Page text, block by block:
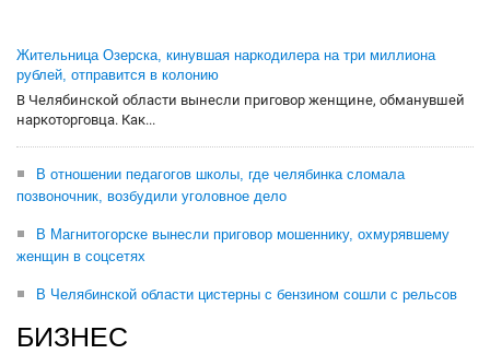
Жительница Озерска, кинувшая наркодилера на три миллиона
рублей, отправится в колонию
В Челябинской области вынесли приговор женщине, обманувшей
наркоторговца. Как...
В отношении педагогов школы, где челябинка сломала
позвоночник, возбудили уголовное дело
В Магнитогорске вынесли приговор мошеннику, охмурявшему
женщин в соцсетях
В Челябинской области цистерны с бензином сошли с рельсов
БИЗНЕС